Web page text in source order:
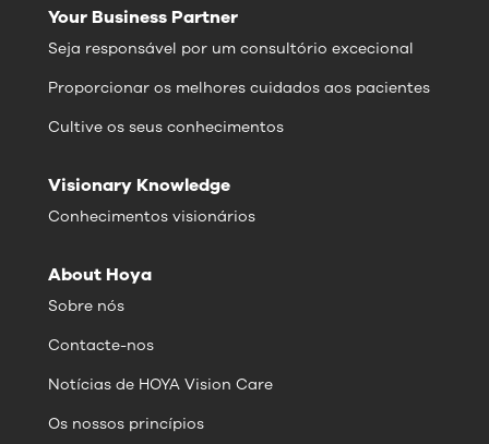
Your Business Partner
Seja responsável por um consultório excecional
Proporcionar os melhores cuidados aos pacientes
Cultive os seus conhecimentos
Visionary Knowledge
Conhecimentos visionários
About Hoya
Sobre nós
Contacte-nos
Notícias de HOYA Vision Care
Os nossos princípios